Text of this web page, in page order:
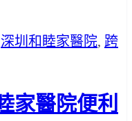
深圳和睦家醫院, 跨
家醫院便利